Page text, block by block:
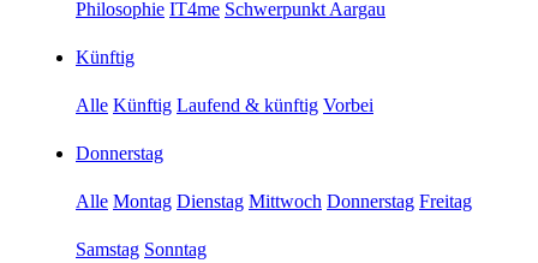
Philosophie IT4me Schwerpunkt Aargau
Künftig
Alle Künftig Laufend & künftig Vorbei
Donnerstag
Alle Montag Dienstag Mittwoch Donnerstag Freitag
Samstag Sonntag